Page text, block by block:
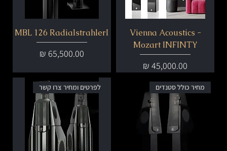
Vienna Acoustics -
Mozart INFINTY
מחיר
MBL 126 RadialstrahlerI
מחיר
מחיר כולל סטנדים לפרטים ומחיר צרו קשר